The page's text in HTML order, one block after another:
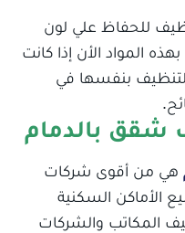
للحفاظ علي لون
المواد الأن إذا كانت
بنفسها في
بالدمام
هي من أقوى شركات
الأماكن السكنية
المكاتب والشركات